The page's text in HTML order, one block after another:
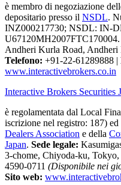
è membro di negoziazione
depositario presso il NSDL.
INZ000217730; NSDL: IN-
U67120MH2007FTC170004.
Andheri Kurla Road, Andheri
Telefono: +91-22-61289888 |
www.interactivebrokers.co.in
Interactive Brokers Securities
è regolamentata dal Local
iscrizione nel registro: 187) ed
Dealers Association e della
Japan. Sede legale:
3-chome, Chiyoda-ku, Tokyo,
4590-0711 (Disponibile nei
Sito web: